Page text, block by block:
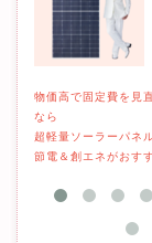
物価高で固定費を見
なら
超軽量ソーラーパネ
節電＆創エネがおす